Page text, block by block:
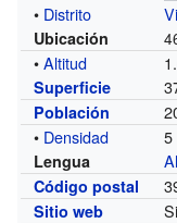
• Distrito
Ubicación
•Altitud
Superficie
Población
• Densidad 5
Lengua
Código postal
Sitio web